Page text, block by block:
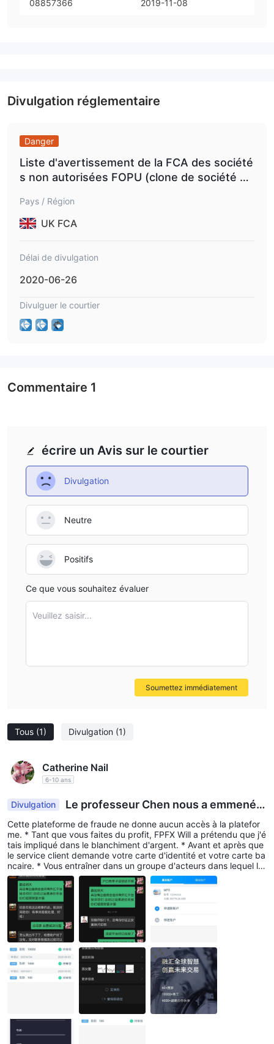
08857366 2019-11-08
Divulgation réglementaire
Danger
Liste d'avertissement de la FCA des société
s non autorisées FOPU (clone de société au
Pays / Région
UK FCA
Délai de divulgation
2020-06-26
Divulguer le courtier
Tous (1) Divulgation (1)
Catherine Nail
6-10 ans
Divulgation
Le professeur Chen nous a emmenés
passer commande. Service sage et faux groupe
WeChat
Cette plateforme de fraude ne donne aucun accès à la platefor
me. * Tant que vous faites du profit, FPFX Will a prétendu que j'é
tais impliqué dans le blanchiment d'argent. * Avant et après que
le service client demande votre carte d'identité et votre carte ba
ncaire. * Vous entraîner dans un groupe d'acteurs dans lequel l'e
nseignant Chen vous emmènera pour passer commande. * Le gr
oupe sera licencié lorsque vous déposez de l'argent * Le marché
de cette plateforme diffère de celui du marché international * Je
vous mets en garde contre la plateforme qui se vante du soi-dis
ant profit. * J'espère que vous le partagerez tous pour éviter qu
e davantage de victimes ne s'impliquent dans le cadre de covid-
19.
écrire un Avis sur le courtier
Divulgation
Neutre
Positifs
Ce que vous souhaitez évaluer
Veuillez saisir...
Soumettez immédiatement
Commentaire 1